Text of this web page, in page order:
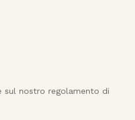
sul nostro regolamento di